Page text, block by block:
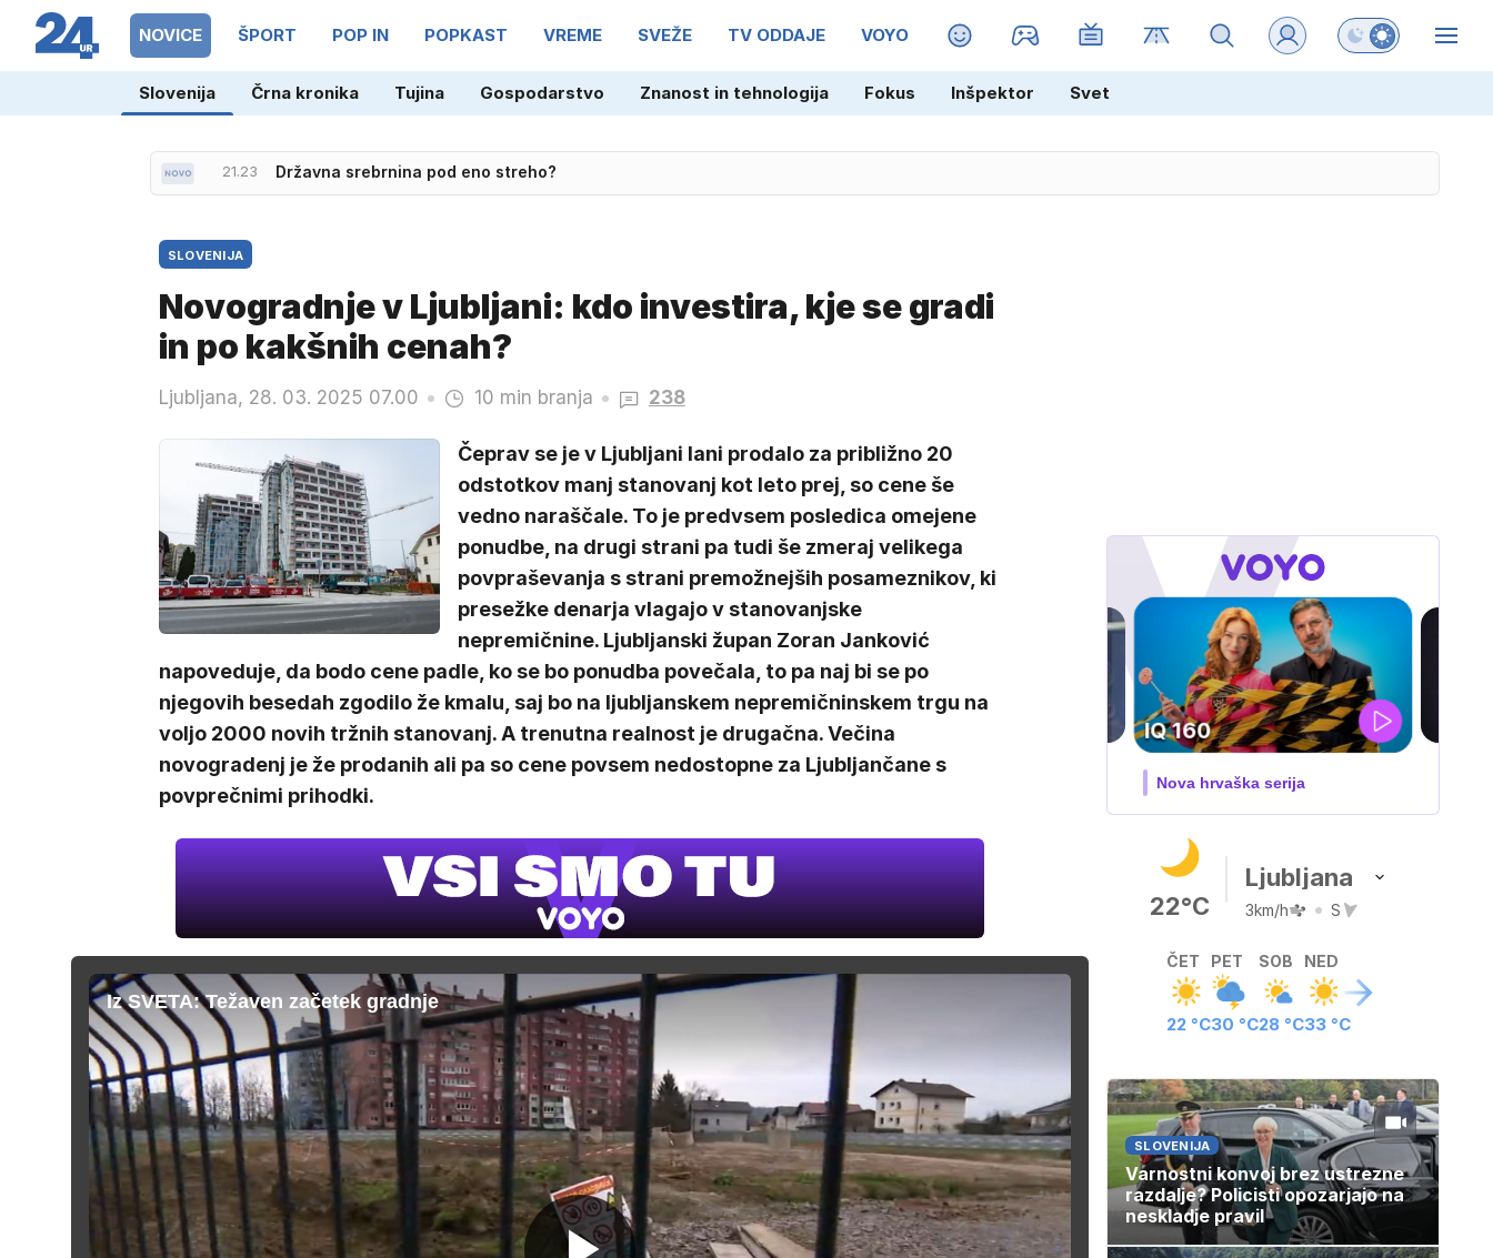
NOVICE ŠPORT POP IN POPKAST VREME SVEŽE TV ODDAJE VOYO MAGAZIN Preklopi barvni
Slovenija Črna kronika Tujina Gospodarstvo Znanost in tehnologija Fokus Inšpektor Svet
21.23 Državna srebrnina pod eno streho?
SLOVENIJA
Novogradnje v Ljubljani: kdo investira, kje se gradi
in po kakšnih cenah?
Ljubljana, 28. 03. 2025 07.00 10 min branja 238
Čeprav se je v Ljubljani lani prodalo za približno 20
odstotkov manj stanovanj kot leto prej, so cene še
vedno naraščale. To je predvsem posledica omejene
ponudbe, na drugi strani pa tudi še zmeraj velikega
povpraševanja s strani premožnejših posameznikov, ki
presežke denarja vlagajo v stanovanjske
nepremičnine. Ljubljanski župan Zoran Janković
napoveduje, da bodo cene padle, ko se bo ponudba povečala, to pa naj bi se po
njegovih besedah zgodilo že kmalu, saj bo na ljubljanskem nepremičninskem trgu na
voljo 2000 novih tržnih stanovanj. A trenutna realnost je drugačna. Večina
novogradenj je že prodanih ali pa so cene povsem nedostopne za Ljubljančane s
povprečnimi prihodki.
Iz SVETA: Težaven začetek gradnje
DOSJE JARAK
3. sezona dokumentarne serije
22°C
Ljubljana
3km/h S
ČET
22 °C
PET
30 °C
SOB
28 °C
NED
33 °C
SLOVENIJA
Varnostni konvoj brez ustrezne
razdalje? Policisti opozarjajo na
neskladje pravil